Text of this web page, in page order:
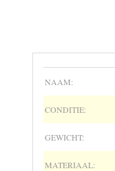
NAAM:
CONDITIE:
GEWICHT:
MATERIAAL: